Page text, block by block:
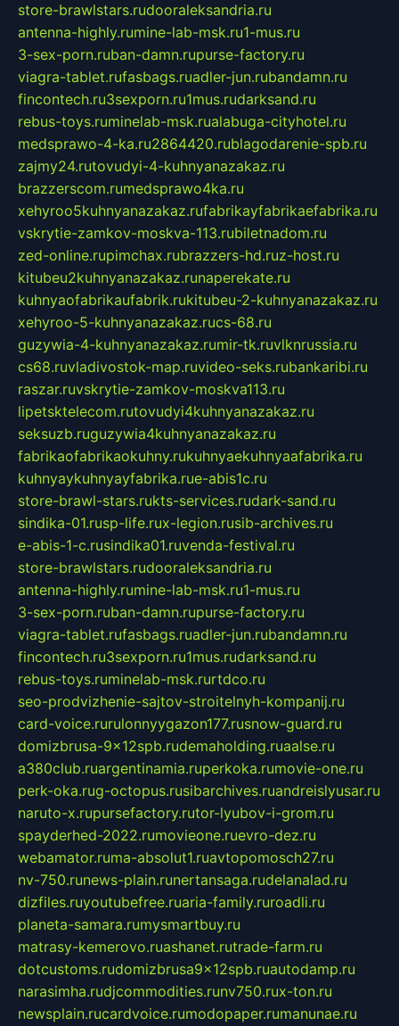
store-brawlstars.rudooraleksandria.ru
antenna-highly.rumine-lab-msk.ru1-mus.ru
3-sex-porn.ruban-damn.rupurse-factory.ru
viagra-tablet.rufasbags.ruadler-jun.rubandamn.ru
fincontech.ru3sexporn.ru1mus.rudarksand.ru
rebus-toys.ruminelab-msk.rualabuga-cityhotel.ru
medsprawo-4-ka.ru2864420.rublagodarenie-spb.ru
zajmy24.rutovudyi-4-kuhnyanazakaz.ru
brazzerscom.rumedsprawo4ka.ru
xehyroo5kuhnyanazakaz.rufabrikayfabrikaefabrika.ru
vskrytie-zamkov-moskva-113.rubiletnadom.ru
zed-online.rupimchax.rubrazzers-hd.ruz-host.ru
kitubeu2kuhnyanazakaz.runaperekate.ru
kuhnyaofabrikaufabrik.rukitubeu-2-kuhnyanazakaz.ru
xehyroo-5-kuhnyanazakaz.rucs-68.ru
guzywia-4-kuhnyanazakaz.rumir-tk.ruvlknrussia.ru
cs68.ruvladivostok-map.ruvideo-seks.rubankaribi.ru
raszar.ruvskrytie-zamkov-moskva113.ru
lipetsktelecom.rutovudyi4kuhnyanazakaz.ru
seksuzb.ruguzywia4kuhnyanazakaz.ru
fabrikaofabrikaokuhny.rukuhnyaekuhnyaafabrika.ru
kuhnyaykuhnyayfabrika.rue-abis1c.ru
store-brawl-stars.rukts-services.rudark-sand.ru
sindika-01.rusp-life.rux-legion.rusib-archives.ru
e-abis-1-c.rusindika01.ruvenda-festival.ru
store-brawlstars.rudooraleksandria.ru
antenna-highly.rumine-lab-msk.ru1-mus.ru
3-sex-porn.ruban-damn.rupurse-factory.ru
viagra-tablet.rufasbags.ruadler-jun.rubandamn.ru
fincontech.ru3sexporn.ru1mus.rudarksand.ru
rebus-toys.ruminelab-msk.rurtdco.ru
seo-prodvizhenie-sajtov-stroitelnyh-kompanij.ru
card-voice.rurulonnyygazon177.rusnow-guard.ru
domizbrusa-9x12spb.rudemaholding.ruaalse.ru
a380club.ruargentinamia.ruperkoka.rumovie-one.ru
perk-oka.rug-octopus.rusibarchives.ruandreislyusar.ru
naruto-x.rupursefactory.rutor-lyubov-i-grom.ru
spayderhed-2022.rumovieone.ruevro-dez.ru
webamator.ruma-absolut1.ruavtopomosch27.ru
nv-750.runews-plain.runertansaga.rudelanalad.ru
dizfiles.ruyoutubefree.ruaria-family.ruroadli.ru
planeta-samara.rumysmartbuy.ru
matrasy-kemerovo.ruashanet.rutrade-farm.ru
dotcustoms.rudomizbrusa9x12spb.ruautodamp.ru
narasimha.rudjcommodities.runv750.rux-ton.ru
newsplain.rucardvoice.rumodopaper.rumanunae.ru